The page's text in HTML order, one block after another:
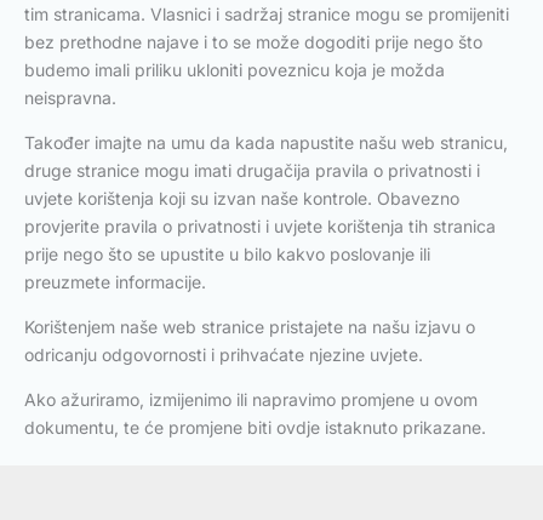
tim stranicama. Vlasnici i sadržaj stranice mogu se promijeniti
bez prethodne najave i to se može dogoditi prije nego što
budemo imali priliku ukloniti poveznicu koja je možda
neispravna.
Također imajte na umu da kada napustite našu web stranicu,
druge stranice mogu imati drugačija pravila o privatnosti i
uvjete korištenja koji su izvan naše kontrole. Obavezno
provjerite pravila o privatnosti i uvjete korištenja tih stranica
prije nego što se upustite u bilo kakvo poslovanje ili
preuzmete informacije.
Korištenjem naše web stranice pristajete na našu izjavu o
odricanju odgovornosti i prihvaćate njezine uvjete.
Ako ažuriramo, izmijenimo ili napravimo promjene u ovom
dokumentu, te će promjene biti ovdje istaknuto prikazane.